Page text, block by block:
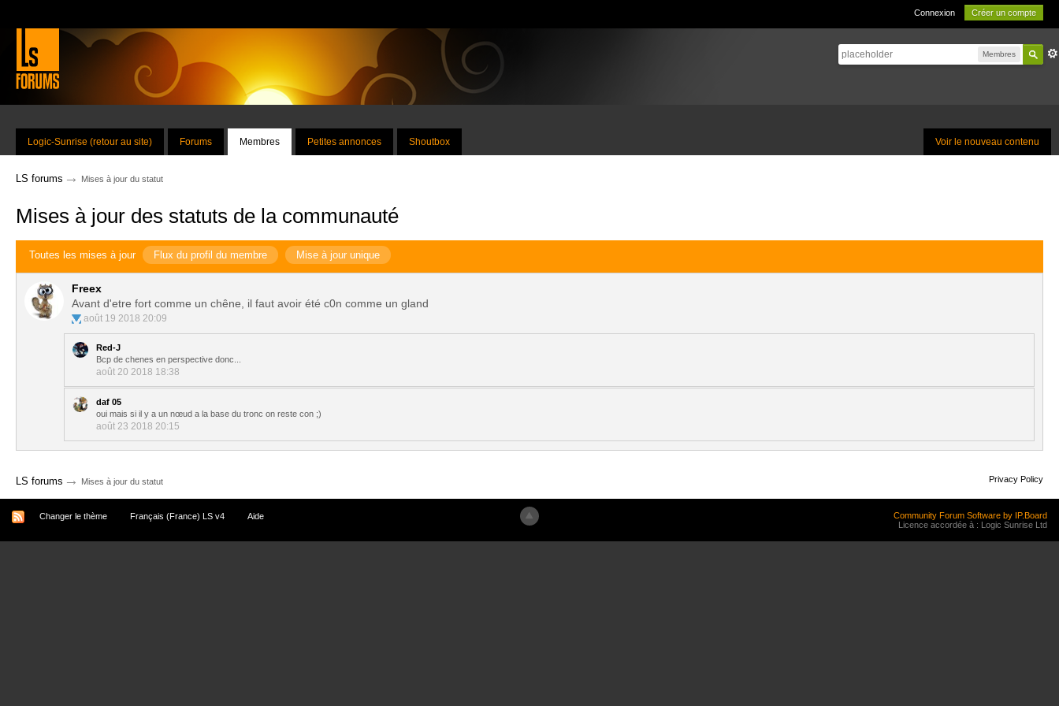
Connexion Créer un compte
Membres
Voir le nouveau contenu
Logic-Sunrise (retour au site) Forums Membres Petites annonces Shoutbox
LS forums → Mises à jour du statut
Mises à jour des statuts de la communauté
Toutes les mises à jour Flux du profil du membre Mise à jour unique
Freex
Avant d'etre fort comme un chêne, il faut avoir été c0n comme un gland
août 19 2018 20:09
Red-J
Bcp de chenes en perspective donc...
août 20 2018 18:38
daf 05
oui mais si il y a un nœud a la base du tronc on reste con ;)
août 23 2018 20:15
LS forums → Mises à jour du statut Privacy Policy
Changer le thème Français (France) LS v4 Aide
Community Forum Software by IP.Board
Licence accordée à : Logic Sunrise Ltd